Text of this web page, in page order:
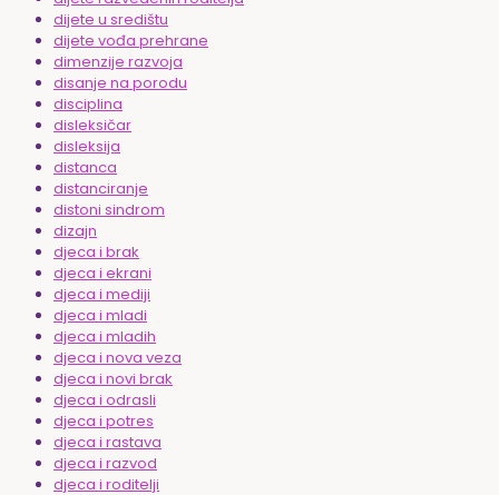
dijete u središtu
dijete vođa prehrane
dimenzije razvoja
disanje na porodu
disciplina
disleksičar
disleksija
distanca
distanciranje
distoni sindrom
dizajn
djeca i brak
djeca i ekrani
djeca i mediji
djeca i mladi
djeca i mladih
djeca i nova veza
djeca i novi brak
djeca i odrasli
djeca i potres
djeca i rastava
djeca i razvod
djeca i roditelji